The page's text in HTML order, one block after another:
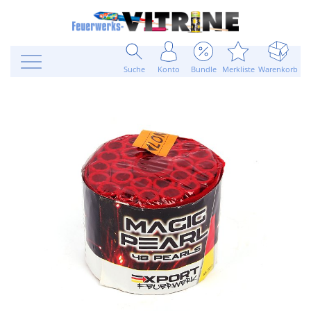
Suche Konto Bundle Merkliste Warenkorb